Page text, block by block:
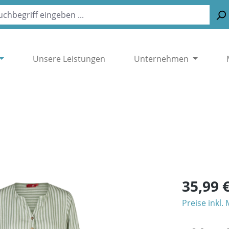
Unsere Leistungen Unternehmen
35,99
Preise inkl.